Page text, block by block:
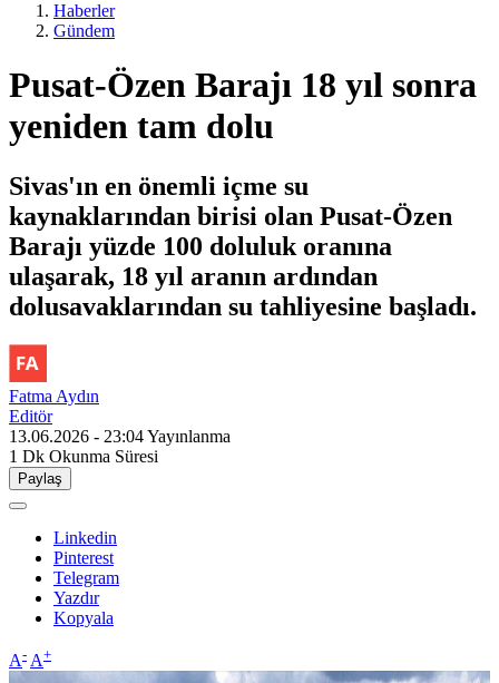
Haberler
Gündem
Pusat-Özen Barajı 18 yıl sonra
yeniden tam dolu
Sivas'ın en önemli içme su
kaynaklarından birisi olan Pusat-Özen
Barajı yüzde 100 doluluk oranına
ulaşarak, 18 yıl aranın ardından
dolusavaklarından su tahliyesine başladı.
Fatma Aydın
Editör
13.06.2026 - 23:04Yayınlanma
1 Dk Okunma Süresi
Paylaş
Linkedin
Pinterest
Telegram
Yazdır
Kopyala
A- A+